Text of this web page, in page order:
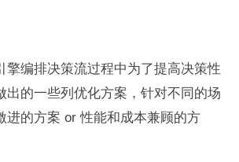
擎编排决策流过程中为了提高决策性
出的一些列优化方案，针对不同的场
进的方案 or 性能和成本兼顾的方